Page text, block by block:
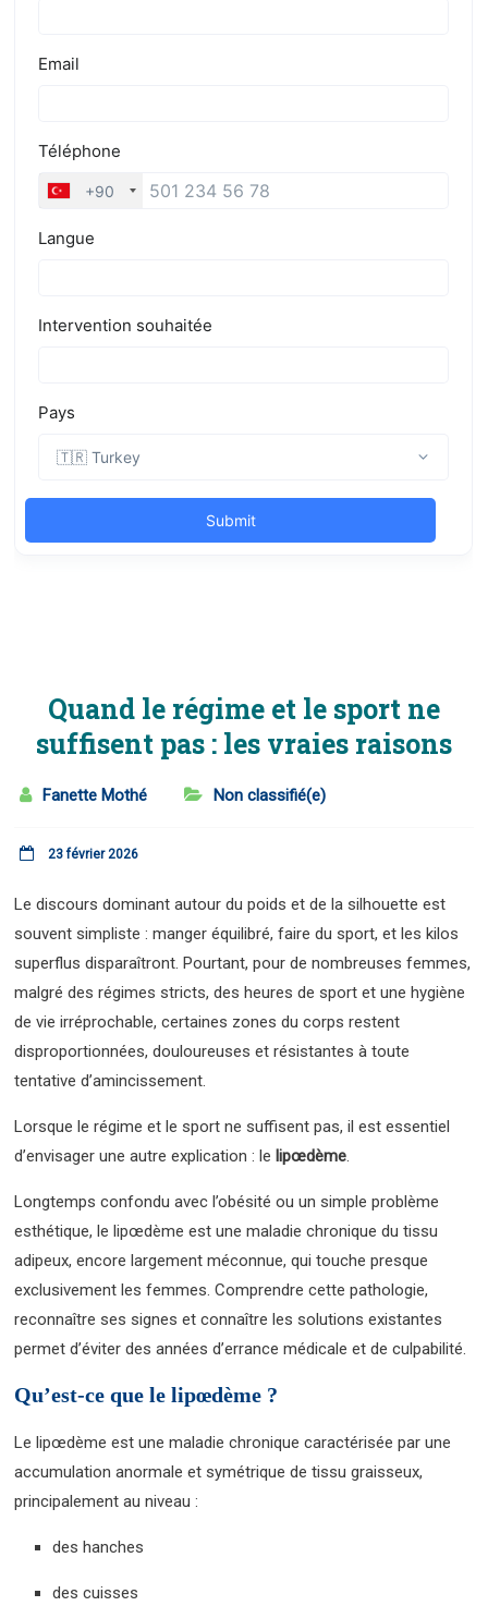
Quand le régime et le sport ne
suffisent pas : les vraies raisons
Fanette Mothé Non classifié(e)
23 février 2026
Le discours dominant autour du poids et de la silhouette est
souvent simpliste : manger équilibré, faire du sport, et les kilos
superflus disparaîtront. Pourtant, pour de nombreuses femmes,
malgré des régimes stricts, des heures de sport et une hygiène
de vie irréprochable, certaines zones du corps restent
disproportionnées, douloureuses et résistantes à toute
tentative d’amincissement.
Lorsque le régime et le sport ne suffisent pas, il est essentiel
d’envisager une autre explication : le lipœdème.
Longtemps confondu avec l’obésité ou un simple problème
esthétique, le lipœdème est une maladie chronique du tissu
adipeux, encore largement méconnue, qui touche presque
exclusivement les femmes. Comprendre cette pathologie,
reconnaître ses signes et connaître les solutions existantes
permet d’éviter des années d’errance médicale et de culpabilité.
Qu’est-ce que le lipœdème ?
Le lipœdème est une maladie chronique caractérisée par une
accumulation anormale et symétrique de tissu graisseux,
principalement au niveau :
des hanches
des cuisses